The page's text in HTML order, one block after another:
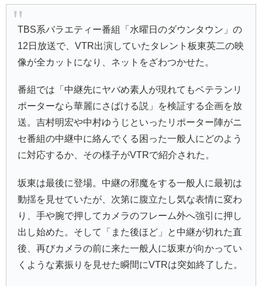
TBS系バラエティー番組「 水曜日のダウンタウン 」の
12日放送で、VTR出演していたタレント板東英二の映
像が全カットになり、ネットをざわつかせた。
番組では「中継先にヤバめ素人が現れてもベテランリ
ポーターなら華麗にさばける説」を検証する企画を放
送。吉村明宏や中村ゆうじといったリポーター陣がニ
セ番組の中継中に絡んでくる困った一般人にどのよう
に対応するか、その様子がVTRで紹介された。
坂東は最後に登場。中継の邪魔をする一般人に最初は
動揺を見せていたが、次第に腹立たし気な表情に変わ
り、手や腕で押してカメラのフレーム外へ強引に押し
出し始めた。そして「また後ほど」と中継が切れた直
後、再びカメラの前に来た一般人に坂東が向かってい
くような素振りを見せた瞬間にVTRは突如終了した。